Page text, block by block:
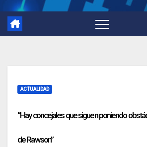
ACTUALIDAD
“Hay concejales que siguen poniendo
de Rawson”